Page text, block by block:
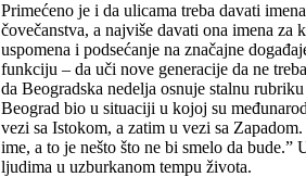
Primećeno je i da ulicama treba davati
čovečanstva, a najviše davati ona imena za
uspomena i podsećanje na značajne
funkciju – da uči nove generacije da ne
da Beogradska nedelja osnuje stalnu
Beograd bio u situaciji u kojoj su
vezi sa Istokom, a zatim u vezi sa
ime, a to je nešto što ne bi smelo da
ljudima u uzburkanom tempu života.